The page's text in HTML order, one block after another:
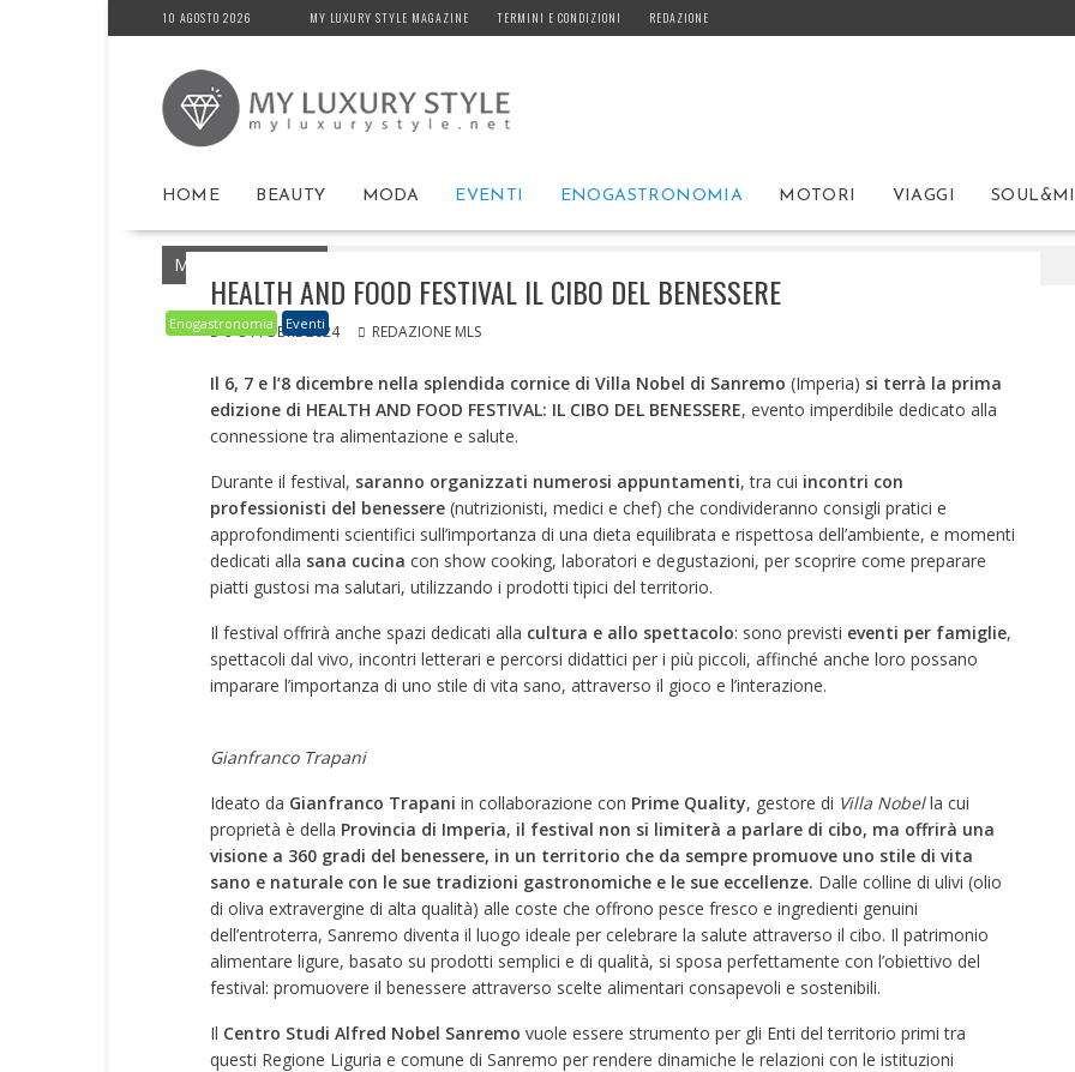
to
10 AGOSTO 2026 MY LUXURY STYLE MAGAZINE TERMINI E CONDIZIONI REDAZIONE
HOME BEAUTY MODA EVENTI ENOGASTRONOMIA MOTORI VIAGGI
MyLuxuryStyle.net
Enogastronomia Eventi
HEALTH AND FOOD FESTIVAL IL CIBO DEL BENESSERE
9 OTTOBRE 2024 REDAZIONE MLS
Il 6, 7 e l’8 dicembre nella splendida cornice di Villa Nobel di Sanremo (Imperia) si terrà la prima
edizione di HEALTH AND FOOD FESTIVAL: IL CIBO DEL BENESSERE, evento imperdibile dedicato alla
connessione tra alimentazione e salute.
Durante il festival, saranno organizzati numerosi appuntamenti, tra cui incontri con
professionisti del benessere(nutrizionisti, medici e chef) che condivideranno consigli pratici e
approfondimenti scientifici sull’importanza di una dieta equilibrata e rispettosa dell’ambiente, e momenti
dedicati alla sana cucina con show cooking, laboratori e degustazioni, per scoprire come preparare
piatti gustosi ma salutari, utilizzando i prodotti tipici del territorio.
Il festival offrirà anche spazi dedicati alla cultura e allo spettacolo: sono previsti eventi per famiglie,
spettacoli dal vivo, incontri letterari e percorsi didattici per i più piccoli, affinché anche loro possano
imparare l’importanza di uno stile di vita sano, attraverso il gioco e l’interazione.
Gianfranco Trapani
Ideato da Gianfranco Trapani in collaborazione con Prime Quality, gestore di Villa Nobella cui
proprietà è della Provincia di Imperia, il festival non si limiterà a parlare di cibo, ma offrirà una
visione a 360 gradi del benessere, in un territorio che da sempre promuove uno stile di vita
sano e naturale con le sue tradizioni gastronomiche e le sue eccellenze. Dalle colline di ulivi (olio
di oliva extravergine di alta qualità) alle coste che offrono pesce fresco e ingredienti genuini
dell’entroterra, Sanremo diventa il luogo ideale per celebrare la salute attraverso il cibo. Il patrimonio
alimentare ligure, basato su prodotti semplici e di qualità, si sposa perfettamente con l’obiettivo del
festival: promuovere il benessere attraverso scelte alimentari consapevoli e sostenibili.
Il Centro Studi Alfred Nobel Sanremo vuole essere strumento per gli Enti del territorio primi tra
questi Regione Liguria e comune di Sanremo per rendere dinamiche le relazioni con le istituzioni